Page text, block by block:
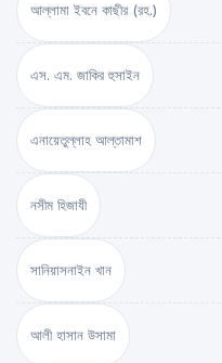
আল্লামা ইবনে কাছীর (রহ.)
এস. এম. জাকির হুসাইন
এনায়েতুল্লাহ আল্‌তামাশ
নসীম হিজাযী
সানিয়াসনাইন খান
আলী হাসান উসামা